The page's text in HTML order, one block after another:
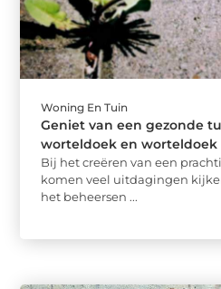
Woning En Tuin
Geniet van een gezonde
worteldoek en worteldoek
Bij het creëren van een
komen veel uitdagingen
het beheersen ...